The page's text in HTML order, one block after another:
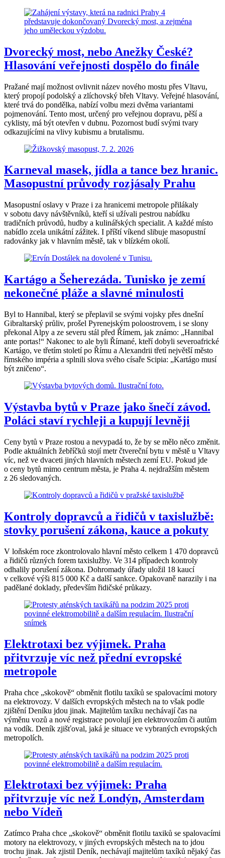
Dvorecký most, nebo Anežky České?
Hlasování veřejnosti dospělo do finále
Pražané mají možnost ovlivnit název nového mostu přes Vltavu,
který propojí podolský a zlíchovský břeh Vltavy. Veřejné hlasování,
které trvá do pondělka, nabízí volbu mezi dvěma variantami
pojmenování. Tento most, určený pro veřejnou dopravu, pěší a
cyklisty, má být otevřen v dubnu. Pozornost budí svými tvary
odkazujícími na vlivy kubismu a brutalismu.
Karneval masek, jídla a tance bez hranic.
Masopustní průvody rozjásaly Prahu
Masopustní oslavy v Praze i za hranicemi metropole přilákaly
v sobotu davy návštěvníků, kteří si užívali pestrou nabídku
tradičních průvodů, hudby a kulinářských specialit. A každé místo
nabídlo zcela unikátní zážitek. I příští víkend slibuje masopustní
radovánky jak v hlavním městě, tak v blízkém okolí.
Kartágo a Šeherezáda. Tunisko je zemí
nekonečné pláže a slavné minulosti
Byl to Hannibal, který se přeplavil se svými vojsky přes dnešní
Gibraltarský průliv, prošel Pyrenejským poloostrovem, i se slony
překonal Alpy a ze severu stál před Římem, jak známo: „Hannibal
ante portas!“ Nakonec to ale byli Římané, kteří dobyli severoafrické
Kartágo, ve třetím století po Římu a Alexandrii třetí největší město
římského impéria a splnili slova svého císaře Scipia: „Kartágo musí
být zničeno“.
Výstavba bytů v Praze jako šnečí závod.
Poláci staví rychleji a kupují levněji
Ceny bytů v Praze rostou a nevypadá to, že by se mělo něco změnit.
Podle aktuálních žebříčků stojí metr čtvereční bytu v městě u Vltavy
víc, než ve dvaceti jiných hlavních městech zemí EU. Pokud jde
o ceny bytů mimo centrum města, je Praha 4. nejdražším městem
z 26 sledovaných.
Kontroly dopravců a řidičů v taxislužbě:
stovky porušení zákona, kauce a pokuty
V loňském roce zkontrolovalo hlavní město celkem 1 470 dopravců
a řidičů různých forem taxislužby. Ve 314 případech kontroly
odhalily porušení zákona. Dohromady úřady uložil 18 kaucí
v celkové výši 815 000 Kč a další sankce. Opakovaně narazily i na
padělané doklady, především řidičské průkazy.
Elektrotaxi bez výjimek. Praha
přitvrzuje víc než přední evropské
metropole
Praha chce „skokově“ obměnit flotilu taxíků se spalovacími motory
na elektrovozy. V dalších evropských městech na to však podle
zjištění Deníku jdou jinak. Majitelům taxíku nechávají čas na
výměnu vozů a nové registrace povolují jen elektrovozům či autům
na vodík. Deník zjišťoval, jaká je situace ve vybraných evropských
metropolích.
Elektrotaxi bez výjimek: Praha
přitvrzuje víc než Londýn, Amsterdam
nebo Vídeň
Zatímco Praha chce „skokově“ obměnit flotilu taxiků se spalovacími
motory na elektrovozy, v jiných evropských městech na to jdou
trochu jinak. Jak zjistil Deník, nechávají majitelům taxíků nějaký čas